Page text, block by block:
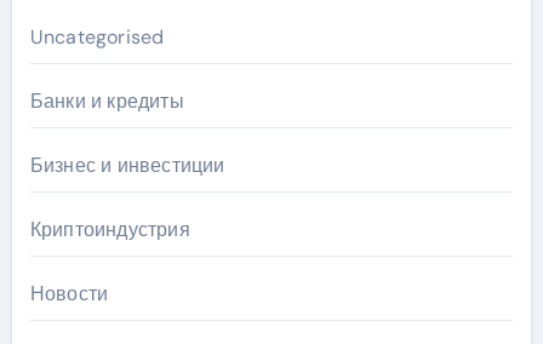
Uncategorised
Банки и кредиты
Бизнес и инвестиции
Криптоиндустрия
Новости